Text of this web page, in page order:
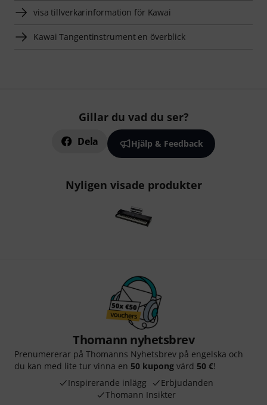
visa tillverkarinformation för Kawai
Kawai Tangentinstrument en överblick
Gillar du vad du ser?
Dela Hjälp & Feedback
Nyligen visade produkter
Thomann nyhetsbrev
Prenumererar på Thomanns Nyhetsbrev på engelska och
du kan med lite tur vinna en 50 kupong värd 50 €!
Inspirerande inlägg
Erbjudanden
Thomann Insikter